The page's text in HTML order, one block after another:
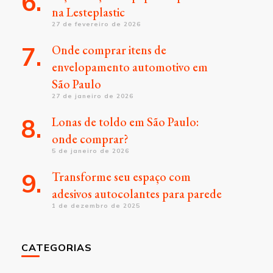
na Lesteplastic
27 de fevereiro de 2026
Onde comprar itens de
envelopamento automotivo em
São Paulo
27 de janeiro de 2026
Lonas de toldo em São Paulo:
onde comprar?
5 de janeiro de 2026
Transforme seu espaço com
adesivos autocolantes para parede
1 de dezembro de 2025
CATEGORIAS